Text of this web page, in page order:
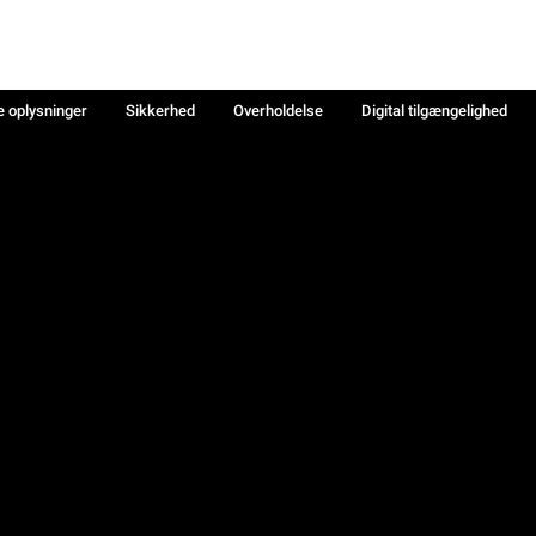
oplysninger Sikkerhed Overholdelse
Digital tilgængelighed